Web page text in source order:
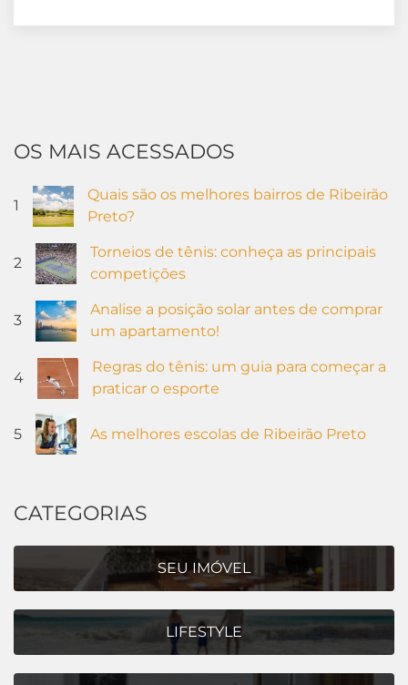
OS MAIS ACESSADOS
1
Quais são os melhores bairros de Ribeirão
Preto?
2
Torneios de tênis: conheça as principais
competições
3
Analise a posição solar antes de comprar
um apartamento!
4
Regras do tênis: um guia para começar a
praticar o esporte
5 As melhores escolas de Ribeirão Preto
CATEGORIAS
SEU IMÓVEL
LIFESTYLE